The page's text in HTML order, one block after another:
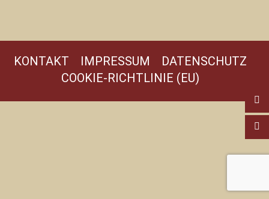
KONTAKT IMPRESSUM
DATENSCHUTZ
COOKIE-RICHTLINIE (EU)